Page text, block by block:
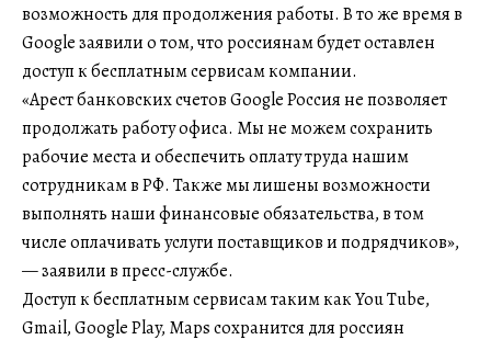
возможность для продолжения работы. В то же время в
Google заявили о том, что россиянам будет оставлен
доступ к бесплатным сервисам компании.
«Арест банковских счетов Google Россия не позволяет
продолжать работу офиса. Мы не можем сохранить
рабочие места и обеспечить оплату труда нашим
сотрудникам в РФ. Также мы лишены возможности
выполнять наши финансовые обязательства, в том
числе оплачивать услуги поставщиков и подрядчиков»,
— заявили в пресс-службе.
Доступ к бесплатным сервисам таким как You Tube,
Gmail, Google Play, Maps сохранится для россиян